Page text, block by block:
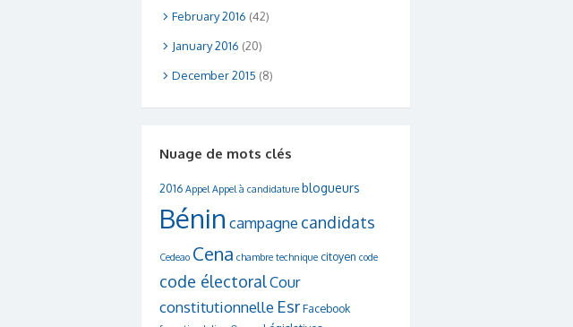
February 2016 (42)
January 2016 (20)
December 2015 (8)
Nuage de mots clés
2016 Appel Appel à candidature blogueurs
Bénin campagne candidats
Cedeao Cena chambre technique citoyen code
code électoralCour
constitutionnelle EsrFacebook